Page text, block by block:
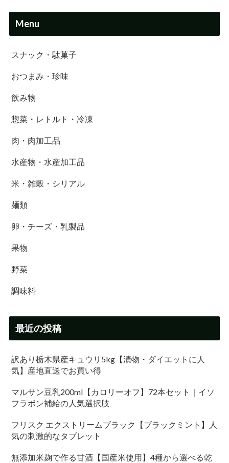
Menu
スナック・駄菓子
おつまみ・珍味
飲み物
惣菜・レトルト・冷凍
肉・肉加工品
水産物・水産加工品
米・雑穀・シリアル
麺類
卵・チーズ・乳製品
果物
野菜
調味料
最近の投稿
訳あり栃木県産キュウリ5kg【漬物・ダイエットに人
気】産地直送でお買い得
マルサン豆乳200ml【カロリーオフ】72本セット｜イソ
フラボン補給の人気選択肢
フリスク エクストリームブラック【ブラックミント】人
気の刺激的なタブレット
無添加米麹で作る甘酒【国産米使用】4種から選べる乾